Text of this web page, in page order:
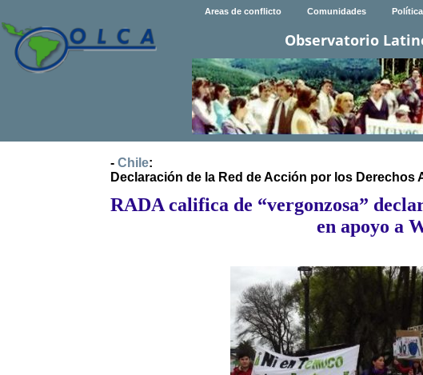
Areas de conflicto Comunidades
Observatorio
- Chile:
Declaración de la Red de Acción por los Derechos
RADA califica de “vergonzosa”
en apoyo a